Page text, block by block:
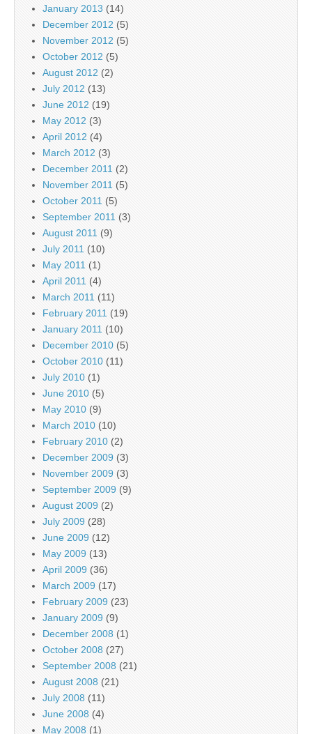
January 2013 (14)
December 2012 (5)
November 2012 (5)
October 2012 (5)
August 2012 (2)
July 2012 (13)
June 2012 (19)
May 2012 (3)
April 2012 (4)
March 2012 (3)
December 2011 (2)
November 2011 (5)
October 2011 (5)
September 2011 (3)
August 2011 (9)
July 2011 (10)
May 2011 (1)
April 2011 (4)
March 2011 (11)
February 2011 (19)
January 2011 (10)
December 2010 (5)
October 2010 (11)
July 2010 (1)
June 2010 (5)
May 2010 (9)
March 2010 (10)
February 2010 (2)
December 2009 (3)
November 2009 (3)
September 2009 (9)
August 2009 (2)
July 2009 (28)
June 2009 (12)
May 2009 (13)
April 2009 (36)
March 2009 (17)
February 2009 (23)
January 2009 (9)
December 2008 (1)
October 2008 (27)
September 2008 (21)
August 2008 (21)
July 2008 (11)
June 2008 (4)
May 2008 (1)